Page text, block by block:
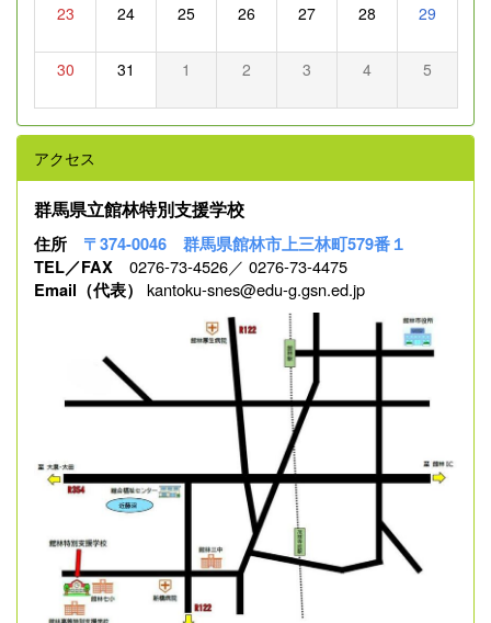
23 24 25 26 27 28 29
30 31 1 2 3 4 5
アクセス
群馬県立館林特別支援学校
住所 〒374-0046 群馬県館林市上三林町579番１
TEL／FAX 0276-73-4526／ 0276-73-4475
Email（代表）
kantoku-snes@edu-g.gsn.ed.jp